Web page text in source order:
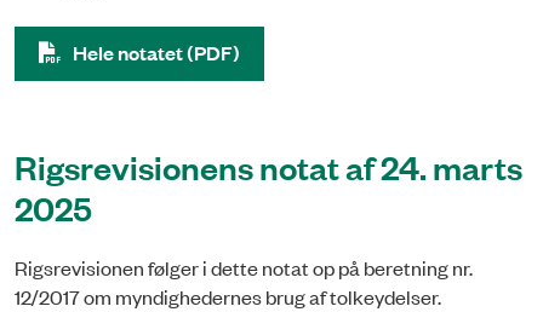
Hele notatet (PDF)
Rigsrevisionens notat af 24. marts
2025
Rigsrevisionen følger i dette notat op på beretning nr.
12/2017 om myndighedernes brug af tolkeydelser.